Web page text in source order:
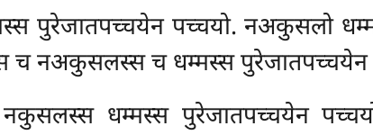
पुरेजातपच्चयेन पच्चयो. नअकुसलो
नअकुसलस्स च धम्मस्स पुरेजातपच्चयेन
धम्मस्स पुरेजातपच्चयेन